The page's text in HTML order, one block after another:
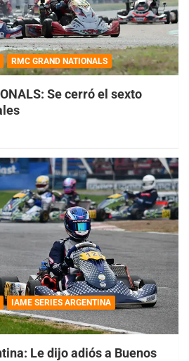
RMC GRAND NATIONALS
Se cerró el sexto
IAME SERIES ARGENTINA
Le dijo adiós a Buenos